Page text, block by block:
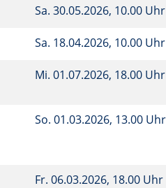
Sa. 30.05.2026, 10.00 Uhr
Sa. 18.04.2026, 10.00 Uhr
Mi. 01.07.2026, 18.00 Uhr
So. 01.03.2026, 13.00 Uhr
Fr. 06.03.2026, 18.00 Uhr